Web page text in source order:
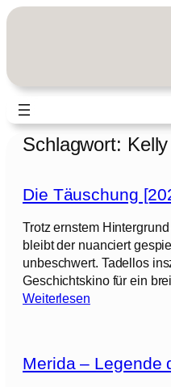
Zum
Schlagwort:
Die Täuschung
Trotz ernstem
bleibt der nuanciert
unbeschwert. Tadellos
Geschichtskino für ein
Weiterlesen:
T
Merida – Legende